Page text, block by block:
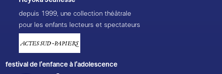
depuis 1999, une collection théâtrale
pour les enfants lecteurs et spectateurs
festival de l’enfance à l’adolescence